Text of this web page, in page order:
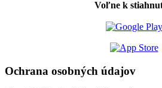
Voľne k
Ochrana osobných údajov